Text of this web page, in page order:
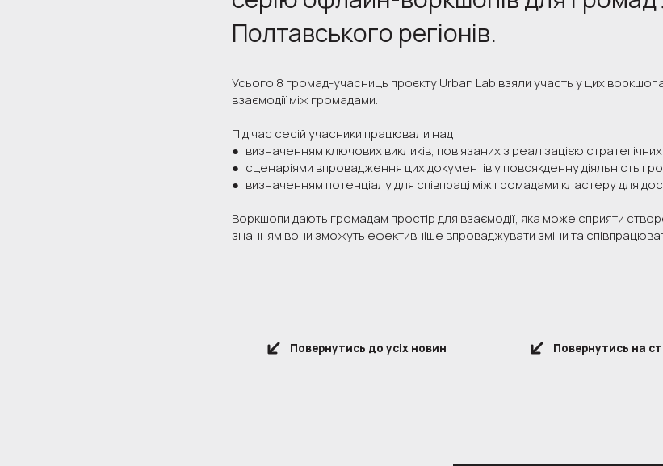
Полтавського регіонів.
Усього 8 громад-учасниць проєкту Urban Lab взяли участь у цих
взаємодії між громадами.
Під час сесій учасники працювали над:
● визначенням ключових викликів, пов'язаних з реалізацією
● сценаріями впровадження цих документів у повсякденну діяльність
● визначенням потенціалу для співпраці між громадами кластеру для
Воркшопи дають громадам простір для взаємодії, яка може сприяти
знанням вони зможуть ефективніше впроваджувати зміни та
Повернутись до усіх новин Повернутись на